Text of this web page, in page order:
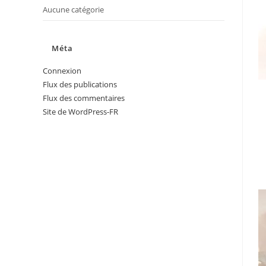
Aucune catégorie
Méta
Connexion
Flux des publications
Flux des commentaires
Site de WordPress-FR